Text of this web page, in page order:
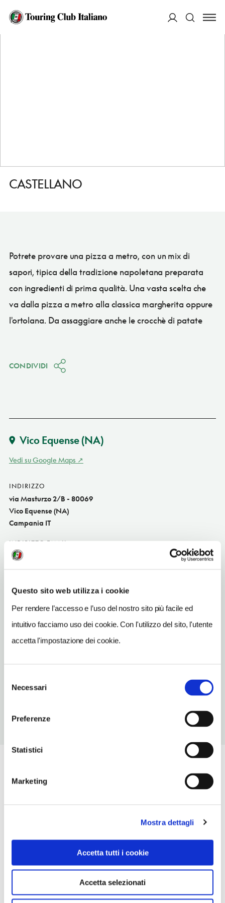
Questo sito web utilizza i cookie
Per rendere l’accesso e l’uso del nostro sito più facile ed
intuitivo facciamo uso dei cookie. Con l'utilizzo del sito, l'utente
accetta l'impostazione dei cookie.
delNecessari
Preferenze
Statistici
Marketing
Mostra dettagli
Accetta tutti i cookie
Accetta selezionati
HOME
CASTELLANO
Potrete provare una pizza a metro, con un mix di
sapori, tipica della tradizione napoletana preparata
con ingredienti di prima qualità. Una vasta scelta che
va dalla pizza a metro alla classica margherita oppure
l'ortolana. Da assaggiare anche le crocchè di patate
CONDIVIDI
Vico Equense(NA)
Vedi su Google Maps
INDIRIZZO
via Masturzo 2/B - 80069
Vico Equense (NA)
Campania IT
INDIRIZZO EMAIL
giucastellano.22@gmail.com
0818024285
TIPO DI CUCINA
pizze
NUMERO COPERTI
Chiusura: sempre aperto